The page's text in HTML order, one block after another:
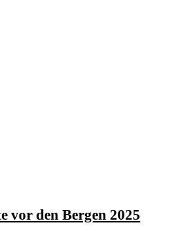
vor den Bergen 2025